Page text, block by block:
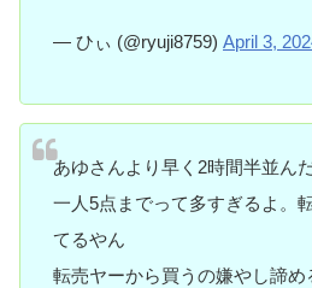
— ひぃ (@ryuji8759) April 3,
あゆさんより早く2時間半並ん
一人5点までって多すぎるよ。
てるやん
転売ヤーから買うの嫌やし諦め